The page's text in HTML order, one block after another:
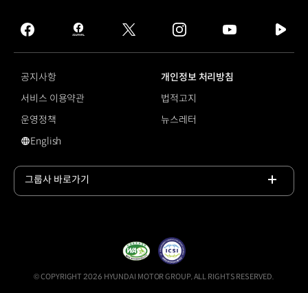
GROUP
facebook
hmg
journal
twitter instagram
tv
공지사항
개인정보 처리방침
서비스 이용약관
법적고지
운영정책
뉴스레터
영문 사이트로 이동
English
그룹사 바로가기
© COPYRIGHT 2026 HYUNDAI MOTOR GROUP, ALL RIGHTS RESERVED.